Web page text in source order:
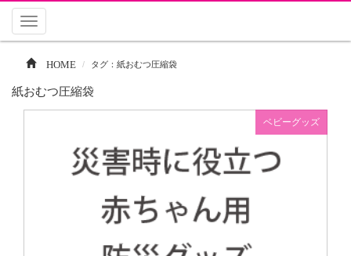
Toggle
HOME タグ：紙おむつ圧縮袋
紙おむつ圧縮袋
ベビーグッズ